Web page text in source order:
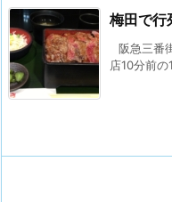
梅田で
阪急三番
店10分前